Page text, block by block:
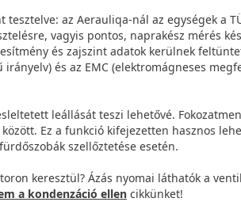
tesztelve: az Aerauliqa-nál az egységek a
vagyis pontos, naprakész mérés
és zajszint adatok kerülnek
irányelv) és az EMC (elektromágneses
leállását teszi lehetővé.
Ez a funkció kifejezetten hasznos
szellőztetése esetén.
keresztül? Ázás nyomai láthatók a
a kondenzáció ellen cikkünket!